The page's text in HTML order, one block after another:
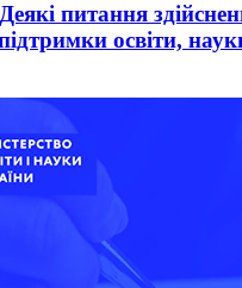
питання
освіти,